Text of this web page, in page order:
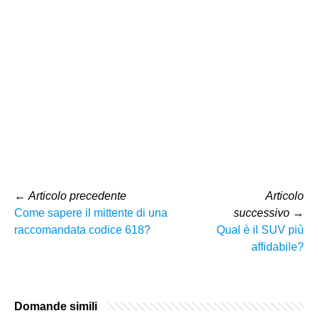
← Articolo precedente
Come sapere il mittente di una
raccomandata codice 618?
Articolo
successivo →
Qual è il SUV più
affidabile?
Domande simili